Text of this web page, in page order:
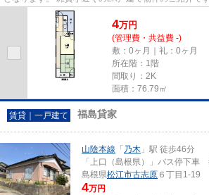
されており、快適♪洗面台も...
4万円
(管理費・共益費 -)
敷：0ヶ月｜礼：0ヶ月
所在階：1階
間取り：2K
面積：76.79㎡
賃貸｜一戸建て 福島貸家
山陰本線 「 乃木 」駅 徒歩46分
「上口（島根県）」バス停下車
島根県松江市古志原 ６丁目1-19
4万円